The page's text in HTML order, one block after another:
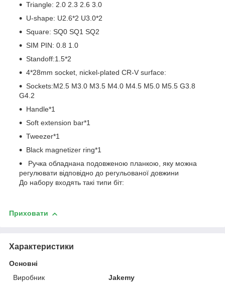
Triangle: 2.0 2.3 2.6 3.0
U-shape: U2.6*2 U3.0*2
Square: SQ0 SQ1 SQ2
SIM PIN: 0.8 1.0
Standoff:1.5*2
4*28mm socket, nickel-plated CR-V surface:
Sockets:M2.5 M3.0 M3.5 M4.0 M4.5 M5.0 M5.5 G3.8
G4.2
Handle*1
Soft extension bar*1
Tweezer*1
Black magnetizer ring*1
Ручка обладнана подовженою планкою, яку можна
регулювати відповідно до регульованої довжини
До набору входять такі типи біт:
Приховати
Характеристики
Основні
Виробник
Jakemy